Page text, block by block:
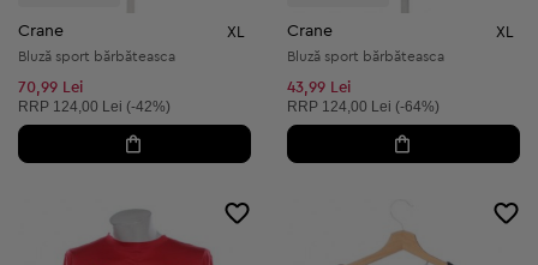
Crane XL
Bluză sport bărbăteasca
70,99 Lei
Preț recomandat:
RRP 124,00 Lei (-42%)
Crane XL
Bluză sport bărbăteasca
43,99 Lei
Preț recomandat:
RRP 124,00 Lei (-64%)